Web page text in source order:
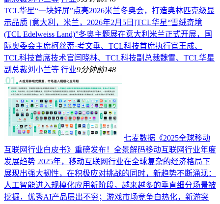
TCL华星“一块好屏”点亮2026米兰冬奥会，打造奥林匹克级显
示品质 [意大利，米兰，2026年2月5日]TCL华星“雪绒奇境
(TCL Edelweiss Land)”冬奥主题展在意大利米兰正式开展，国
际奥委会主席柯丝蒂·考文垂、TCL科技首席执行官王成、
TCL科技首席技术官闫晓林、TCL科技副总裁魏雪、TCL华星
副总裁刘小兰等 行业9分钟前148
七麦数据《2025全球移动
互联网行业白皮书》重磅发布！全景解码移动互联网行业年度
发展趋势 2025年，移动互联网行业在全球复杂的经济格局下
展现出强大韧性，在积极应对挑战的同时，新趋势不断涌现：
人工智能进入规模化应用新阶段，越来越多的垂直细分场景被
挖掘，优秀AI产品层出不穷；游戏市场竞争白热化，新游突